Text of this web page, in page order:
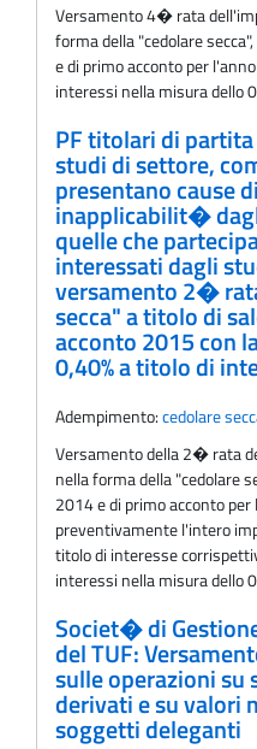
Versamento 4� rata
forma della "cedolare
e di primo acconto per
interessi nella misura dello
PF titolari di
studi di settore,
presentano cause
inapplicabilit�
quelle che
interessati dagli
versamento 2�
secca" a titolo di
acconto 2015 con
0,40% a titolo di
Adempimento:cedolare
Versamento della 2� rata
nella forma della "cedolare
2014 e di primo acconto
preventivamente l'intero
titolo di interesse
interessi nella misura dello
Societ� di
del TUF:
sulle operazioni
derivati e su valori
soggetti deleganti